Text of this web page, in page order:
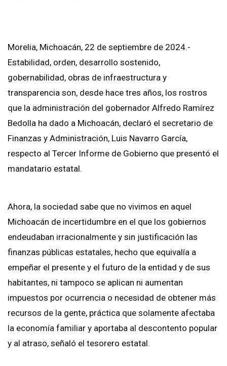
Morelia, Michoacán, 22 de septiembre de 2024.-
Estabilidad, orden, desarrollo sostenido,
gobernabilidad, obras de infraestructura y
transparencia son, desde hace tres años, los rostros
que la administración del gobernador Alfredo Ramírez
Bedolla ha dado a Michoacán, declaró el secretario de
Finanzas y Administración, Luis Navarro García,
respecto al Tercer Informe de Gobierno que presentó el
mandatario estatal.
Ahora, la sociedad sabe que no vivimos en aquel
Michoacán de incertidumbre en el que los gobiernos
endeudaban irracionalmente y sin justificación las
finanzas públicas estatales, hecho que equivalía a
empeñar el presente y el futuro de la entidad y de sus
habitantes, ni tampoco se aplican ni aumentan
impuestos por ocurrencia o necesidad de obtener más
recursos de la gente, práctica que solamente afectaba
la economía familiar y aportaba al descontento popular
y al atraso, señaló el tesorero estatal.